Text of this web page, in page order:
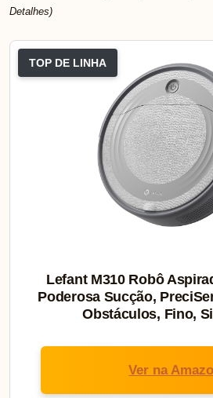
Detalhes)
TOP DE LINHA
Lefant M310 Robô
Poderosa Sucção,
Obstáculos, Fino,
Ver na